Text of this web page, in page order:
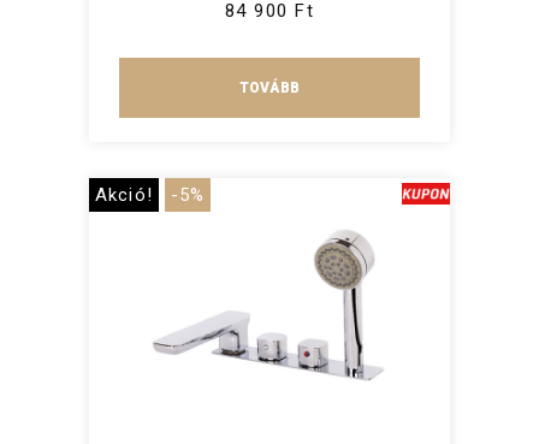
84 900 Ft
TOVÁBB
Akció! -5%